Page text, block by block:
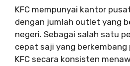
KFC mempunyai kantor
dengan jumlah outlet yang
negeri. Sebagai salah satu
cepat saji yang berkembang
KFC secara konsisten